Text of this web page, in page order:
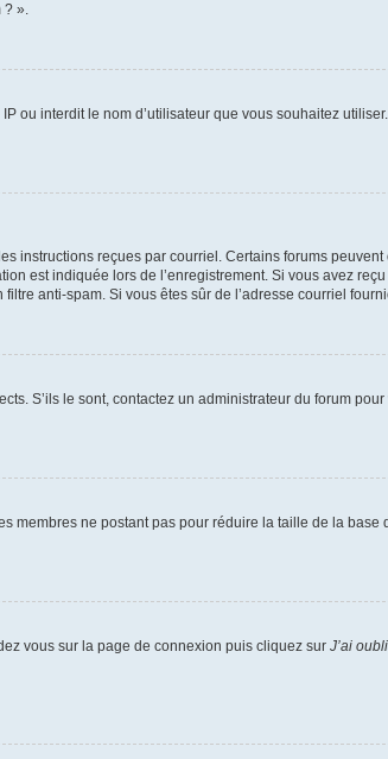
? ».
ou interdit le nom d’utilisateur que vous souhaitez
instructions reçues par courriel. Certains forums
est indiquée lors de l’enregistrement. Si vous avez
anti-spam. Si vous êtes sûr de l’adresse courriel
S’ils le sont, contactez un administrateur du forum
membres ne postant pas pour réduire la taille de la
vous sur la page de connexion puis cliquez sur J’ai